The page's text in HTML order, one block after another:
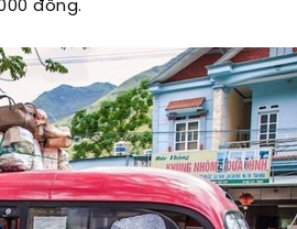
đồng.